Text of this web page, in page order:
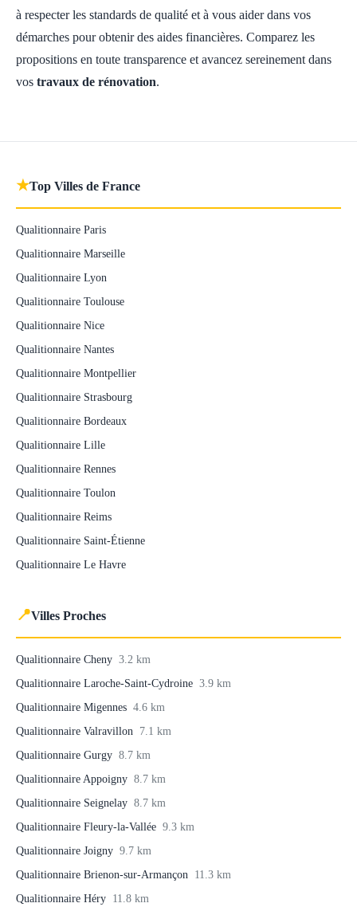
à respecter les standards de qualité et à vous aider dans vos
démarches pour obtenir des aides financières. Comparez les
propositions en toute transparence et avancez sereinement dans
vos travaux de rénovation.
★Top Villes de France
Qualitionnaire Paris
Qualitionnaire Marseille
Qualitionnaire Lyon
Qualitionnaire Toulouse
Qualitionnaire Nice
Qualitionnaire Nantes
Qualitionnaire Montpellier
Qualitionnaire Strasbourg
Qualitionnaire Bordeaux
Qualitionnaire Lille
Qualitionnaire Rennes
Qualitionnaire Toulon
Qualitionnaire Reims
Qualitionnaire Saint-Étienne
Qualitionnaire Le Havre
📍Villes Proches
Qualitionnaire Cheny 3.2 km
Qualitionnaire Laroche-Saint-Cydroine 3.9 km
Qualitionnaire Migennes 4.6 km
Qualitionnaire Valravillon 7.1 km
Qualitionnaire Gurgy 8.7 km
Qualitionnaire Appoigny 8.7 km
Qualitionnaire Seignelay 8.7 km
Qualitionnaire Fleury-la-Vallée 9.3 km
Qualitionnaire Joigny 9.7 km
Qualitionnaire Brienon-sur-Armançon 11.3 km
Qualitionnaire Héry 11.8 km